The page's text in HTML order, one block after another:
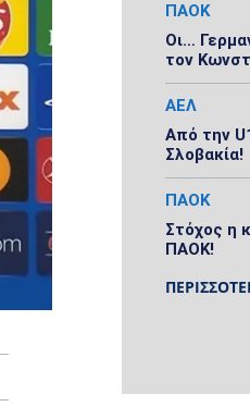
ΠΑΟΚ
Οι…
τον
ΑΕΛ
Από την
Σλοβακία!
ΠΑΟΚ
Στόχος η
ΠΑΟΚ!